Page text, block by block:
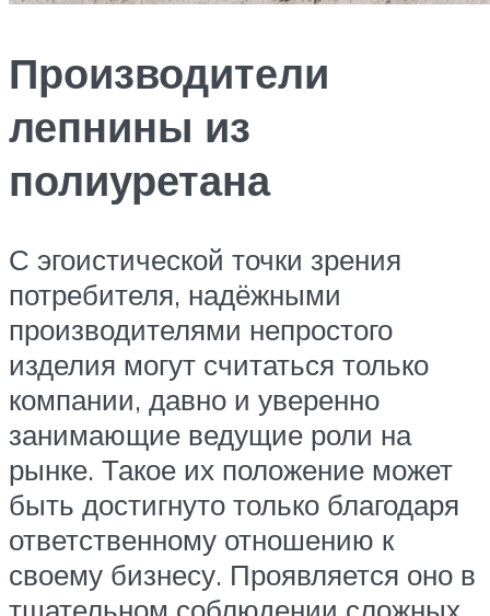
Производители
лепнины из
полиуретана
С эгоистической точки зрения
потребителя, надёжными
производителями непростого
изделия могут считаться только
компании, давно и уверенно
занимающие ведущие роли на
рынке. Такое их положение может
быть достигнуто только благодаря
ответственному отношению к
своему бизнесу. Проявляется оно в
тщательном соблюдении сложных